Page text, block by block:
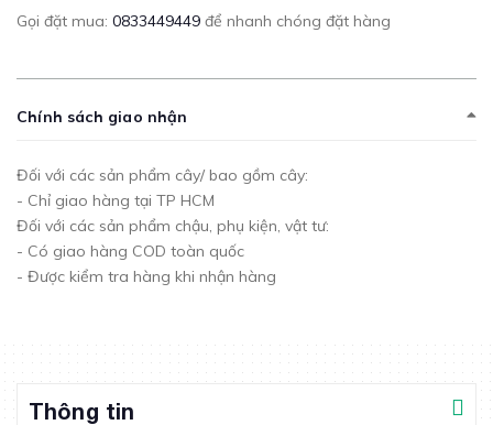
Gọi đặt mua: 0833449449 để nhanh chóng đặt hàng
Chính sách giao nhận
Đối với các sản phẩm cây/ bao gồm cây:
- Chỉ giao hàng tại TP HCM
Đối với các sản phẩm chậu, phụ kiện, vật tư:
- Có giao hàng COD toàn quốc
- Được kiểm tra hàng khi nhận hàng
Thông tin